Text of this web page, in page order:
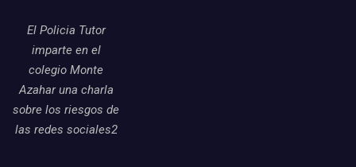
El Policia Tutor
imparte en el
colegio Monte
Azahar una charla
sobre los riesgos de
las redes sociales2